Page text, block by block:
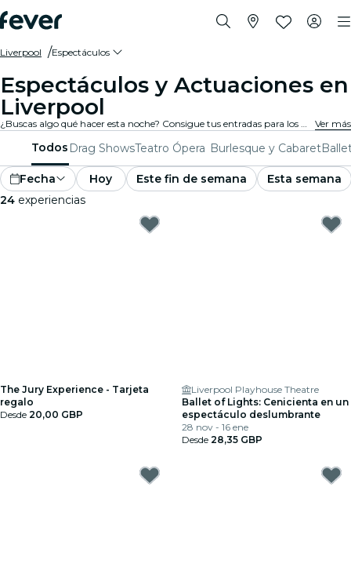
Liverpool Espectáculos
Espectáculos y Actuaciones en
Liverpool
¿Buscas algo qué hacer esta noche? Consigue tus entradas para los mejores espectáculos en directo en Liverpool: teatro, shows de comedia, monólogos, magia, y mucho más. Ver más
Todos Drag ShowsTeatro Ópera Burlesque y Cabaret
Fecha Hoy Este fin de semana
Esta semana
24 experiencias
The Jury Experience - Tarjeta
regalo
Desde 20,00 GBP
Liverpool Playhouse Theatre
Ballet of Lights: Cenicienta en un
espectáculo deslumbrante
28 nov - 16 ene
Desde 28,35 GBP